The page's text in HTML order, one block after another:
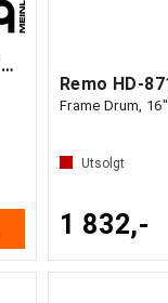
Meinl AE-FD18T Tar Frame drum 18"
Frame Drum, 16"
Utsolgt
1 832,-